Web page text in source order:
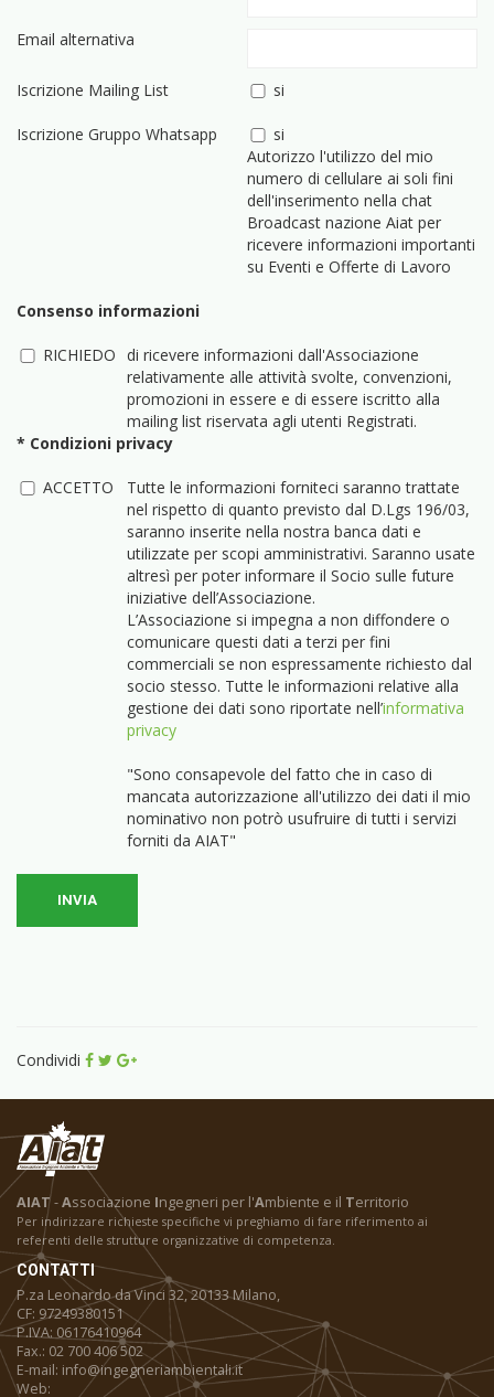
Email alternativa
Iscrizione Mailing List si
Iscrizione Gruppo Whatsapp
si
Autorizzo l'utilizzo del mio
numero di cellulare ai soli fini
dell'inserimento nella chat
Broadcast nazione Aiat per
ricevere informazioni importanti
su Eventi e Offerte di Lavoro
Consenso informazioni
RICHIEDO di ricevere informazioni dall'Associazione
relativamente alle attività svolte, convenzioni,
promozioni in essere e di essere iscritto alla
mailing list riservata agli utenti Registrati.
* Condizioni privacy
ACCETTO
Tutte le informazioni forniteci saranno trattate
nel rispetto di quanto previsto dal D.Lgs 196/03,
saranno inserite nella nostra banca dati e
utilizzate per scopi amministrativi. Saranno usate
altresì per poter informare il Socio sulle future
iniziative dell’Associazione.
L’Associazione si impegna a non diffondere o
comunicare questi dati a terzi per fini
commerciali se non espressamente richiesto dal
socio stesso. Tutte le informazioni relative alla
gestione dei dati sono riportate nell’informativa
privacy
"Sono consapevole del fatto che in caso di
mancata autorizzazione all'utilizzo dei dati il mio
nominativo non potrò usufruire di tutti i servizi
forniti da AIAT"
INVIA
Condividi
AIAT-Associazione Ingegneri per l'Ambiente e il Territorio
Per indirizzare richieste specifiche vi preghiamo di fare riferimento ai
referenti delle strutture organizzative di competenza.
CONTATTI
P.za Leonardo da Vinci 32, 20133 Milano,
CF: 97249380151
P.IVA: 06176410964
Fax.: 02 700 406 502
E-mail: info@ingegneriambientali.it
Web: